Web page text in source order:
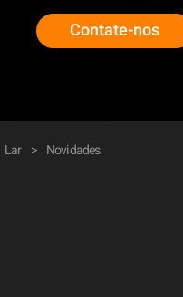
Contate-nos
Lar > Novidades